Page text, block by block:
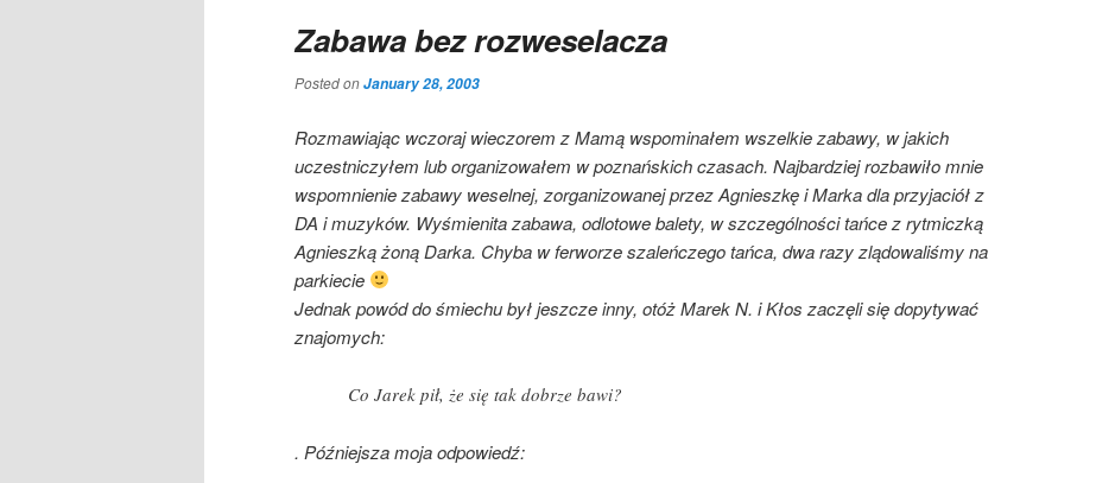
Zabawa bez rozweselacza
Posted onJanuary 28, 2003
Rozmawiając wczoraj wieczorem z Mamą wspominałem wszelkie zabawy, w jakich
uczestniczyłem lub organizowałem w poznańskich czasach. Najbardziej rozbawiło mnie
wspomnienie zabawy weselnej, zorganizowanej przez Agnieszkę i Marka dla przyjaciół z
DA i muzyków. Wyśmienita zabawa, odlotowe balety, w szczególności tańce z rytmiczką
Agnieszką żoną Darka. Chyba w ferworze szaleńczego tańca, dwa razy zlądowaliśmy na
parkiecie
Jednak powód do śmiechu był jeszcze inny, otóż Marek N. i Kłos zaczęli się dopytywać
znajomych:
Co Jarek pił, że się tak dobrze bawi?
. Późniejsza moja odpowiedź: